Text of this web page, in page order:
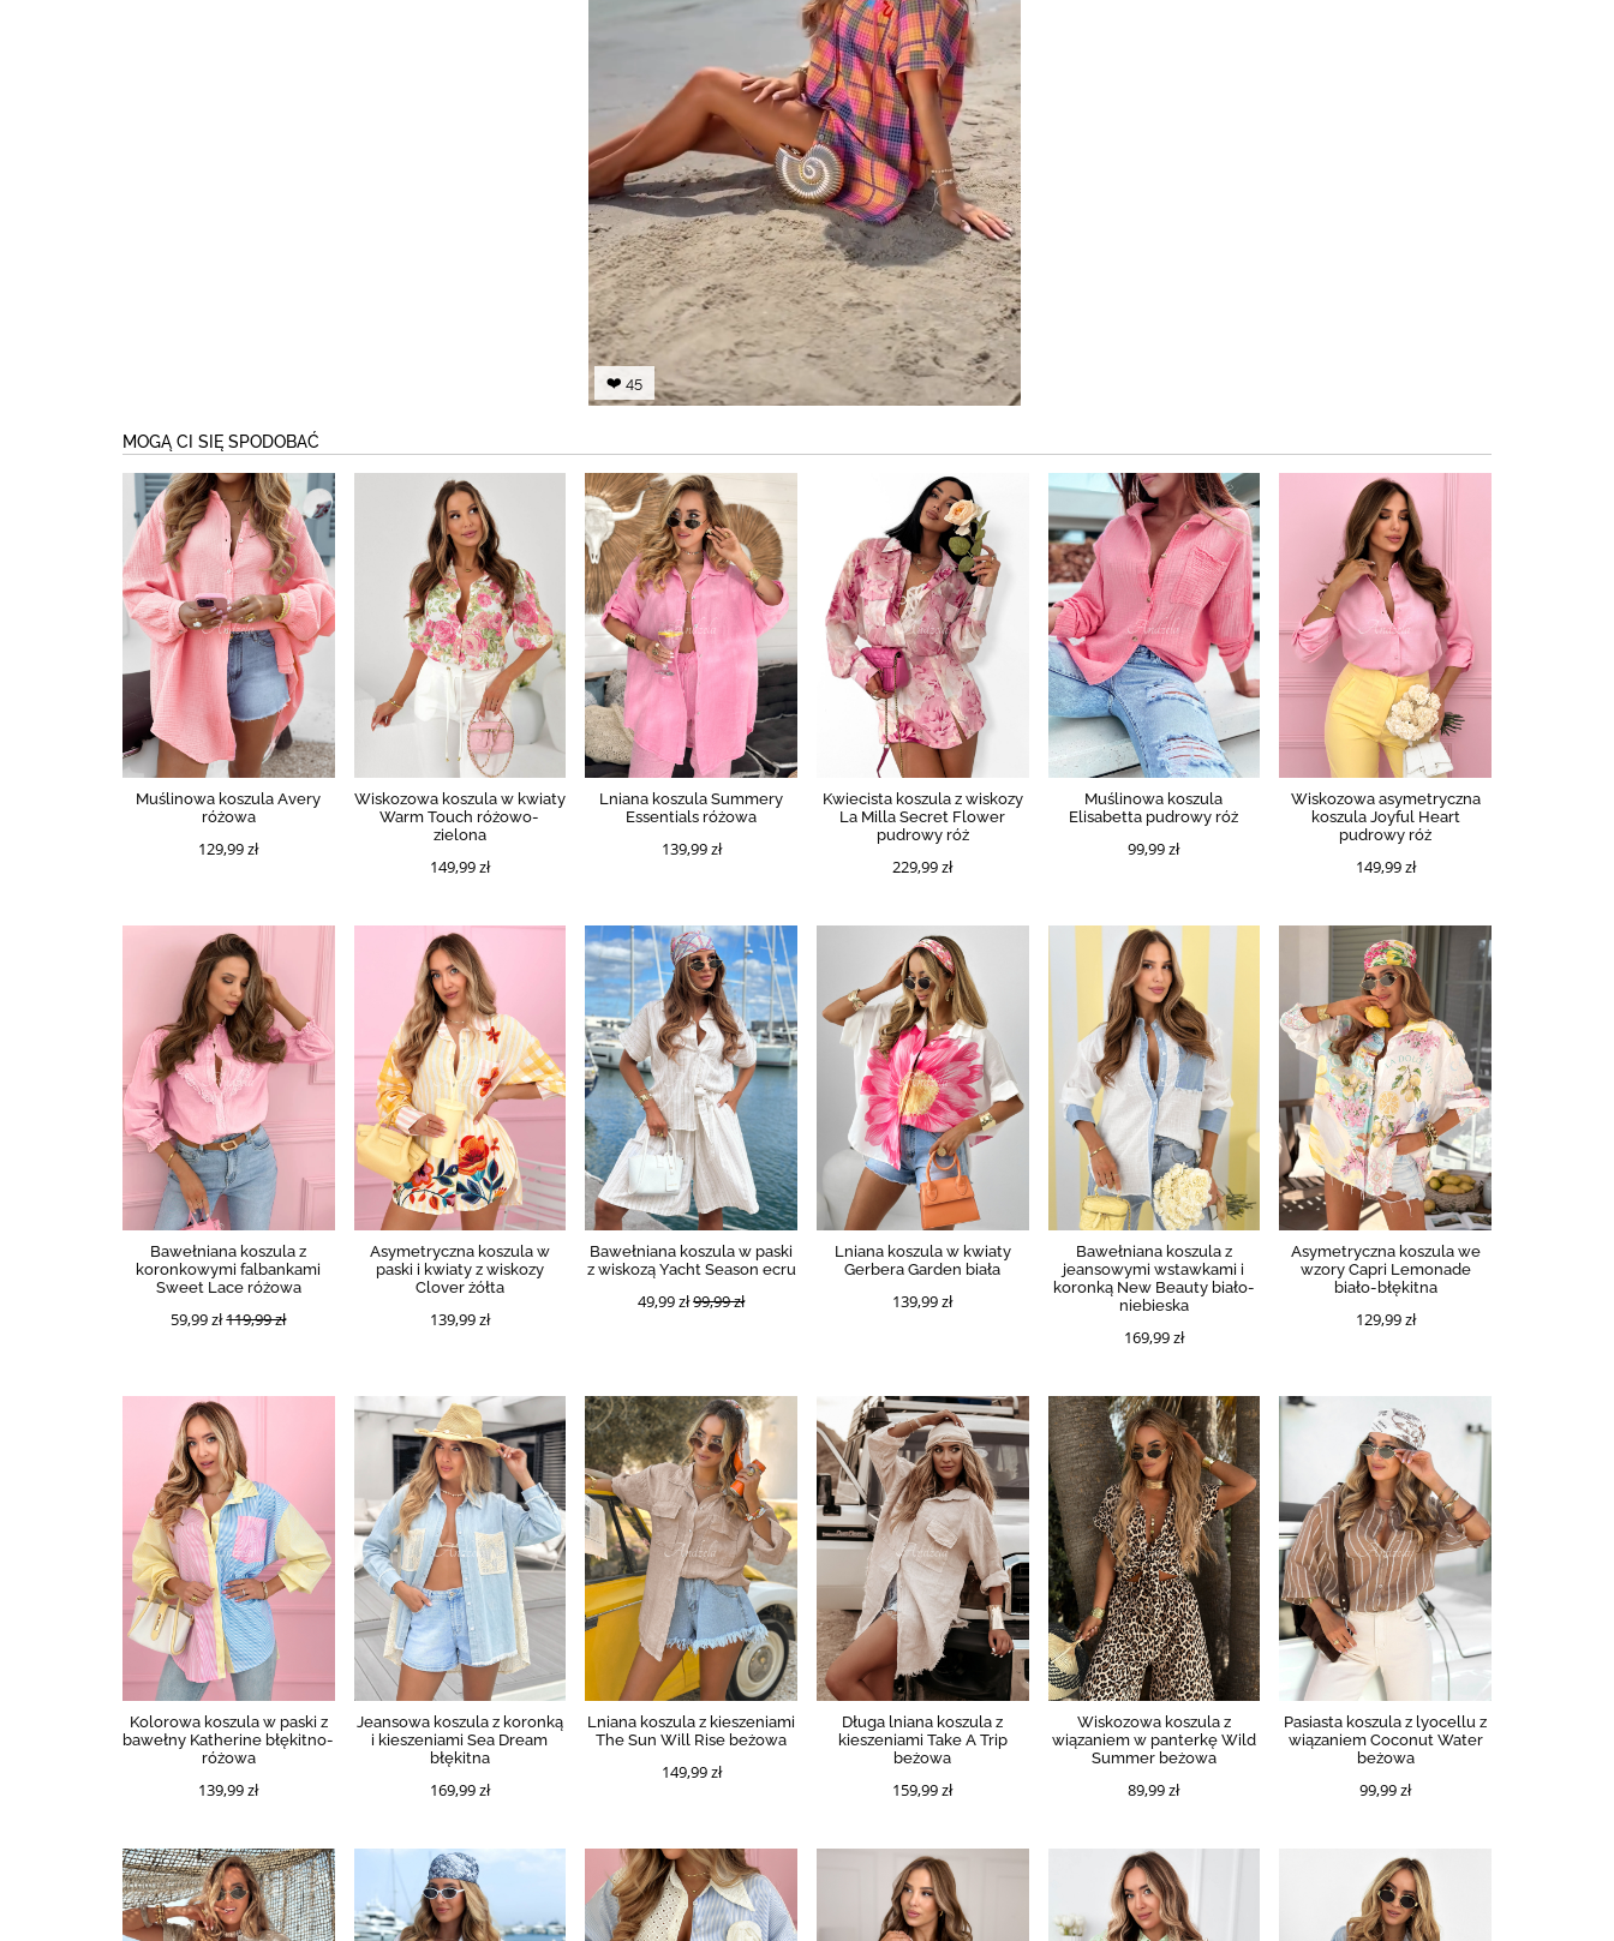
❤️ 45
MOGĄ CI SIĘ SPODOBAĆ
Muślinowa koszula Avery
różowa
129,99 zł
Wiskozowa koszula w kwiaty
Warm Touch różowo-
zielona
149,99 zł
Lniana koszula Summery
Essentials różowa
139,99 zł
Kwiecista koszula z wiskozy
La Milla Secret Flower
pudrowy róż
229,99 zł
Muślinowa koszula
Elisabetta pudrowy róż
99,99 zł
Wiskozowa asymetryczna
koszula Joyful Heart
pudrowy róż
149,99 zł
Bawełniana koszula z
koronkowymi falbankami
Sweet Lace różowa
59,99 zł119,99 zł
Asymetryczna koszula w
paski i kwiaty z wiskozy
Clover żółta
139,99 zł
Bawełniana koszula w paski
z wiskozą Yacht Season ecru
49,99 zł99,99 zł
Lniana koszula w kwiaty
Gerbera Garden biała
139,99 zł
Bawełniana koszula z
jeansowymi wstawkami i
koronką New Beauty biało-
niebieska
169,99 zł
Asymetryczna koszula we
wzory Capri Lemonade
biało-błękitna
129,99 zł
Kolorowa koszula w paski z
bawełny Katherine błękitno-
różowa
139,99 zł
Jeansowa koszula z koronką
i kieszeniami Sea Dream
błękitna
169,99 zł
Lniana koszula z kieszeniami
The Sun Will Rise beżowa
149,99 zł
Długa lniana koszula z
kieszeniami Take A Trip
beżowa
159,99 zł
Wiskozowa koszula z
wiązaniem w panterkę Wild
Summer beżowa
89,99 zł
Pasiasta koszula z lyocellu z
wiązaniem Coconut Water
beżowa
99,99 zł